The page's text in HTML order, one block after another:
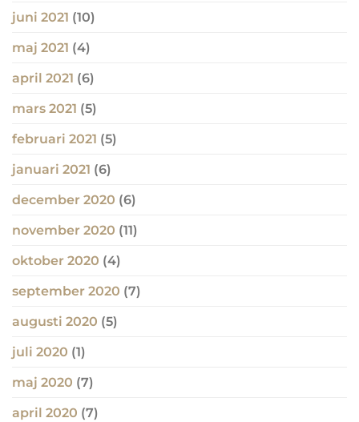
juni 2021 (10)
maj 2021 (4)
april 2021 (6)
mars 2021 (5)
februari 2021 (5)
januari 2021 (6)
december 2020 (6)
november 2020 (11)
oktober 2020 (4)
september 2020 (7)
augusti 2020 (5)
juli 2020 (1)
maj 2020 (7)
april 2020 (7)